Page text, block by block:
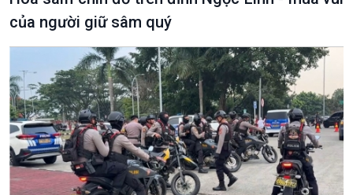
VOV1 đặc biệt
Thanh âm ký sự
Chân dung cuộc sống
Các chương trình đặc biệt
của người giữ sâm quý